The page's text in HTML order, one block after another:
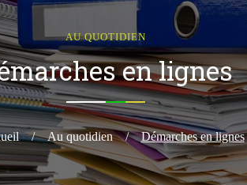
AU QUOTIDIEN
en lignes
/ Au quotidien / Démarches en lignes